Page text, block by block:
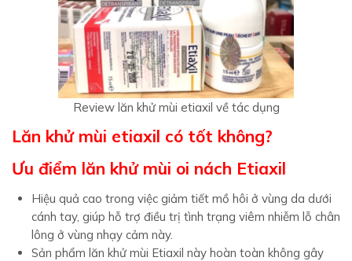
Review lăn khử mùi etiaxil về tác dụng
Lăn khử mùi etiaxil có tốt không?
Ưu điểm lăn khử mùi oi nách Etiaxil
Hiệu quả cao trong việc giảm tiết mồ hôi ở vùng da dưới
cánh tay, giúp hỗ trợ điều trị tình trạng viêm nhiễm lỗ chân
lông ở vùng nhạy cảm này.
Sản phẩm lăn khử mùi Etiaxil này hoàn toàn không gây